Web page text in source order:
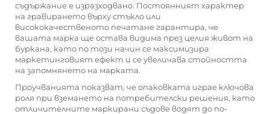
съдържание е изразходвано. Постоянният характер
на гравирането върху стъкло или
висококачественото печатане гарантира, че
вашата марка ще остава видима през целия живот на
буркана, като по този начин се максимизира
маркетинговият ефект и се увеличава стойността
на запомнянето на марката.
Проучванията показват, че опаковката играе ключова
роля при вземането на потребителски решения, като
отличителните маркирани съдове водят до по-